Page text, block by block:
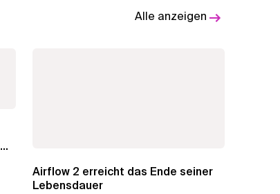
Alle anzeigen
Airflow 2 erreicht das Ende seiner
Lebensdauer